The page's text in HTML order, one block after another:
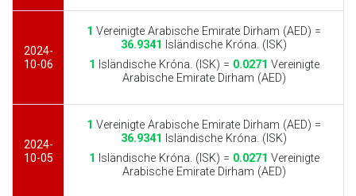
2024-
10-06
1 Vereinigte Arabische Emirate Dirham (AED) =
36.9341 Isländische Króna. (ISK)
1 Isländische Króna. (ISK) = 0.0271 Vereinigte
Arabische Emirate Dirham (AED)
2024-
10-05
1 Vereinigte Arabische Emirate Dirham (AED) =
36.9341 Isländische Króna. (ISK)
1 Isländische Króna. (ISK) = 0.0271 Vereinigte
Arabische Emirate Dirham (AED)